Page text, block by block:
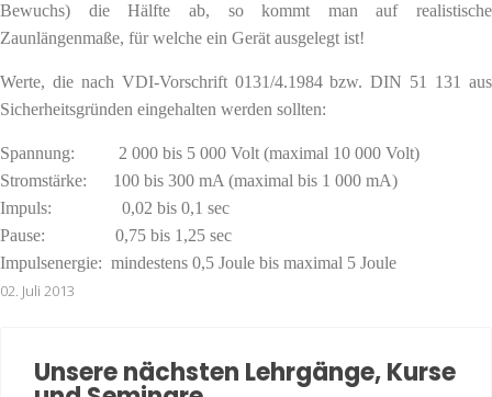
Bewuchs) die Hälfte ab, so kommt man auf realistische
Zaunlängenmaße, für welche ein Gerät ausgelegt ist!
Werte, die nach VDI-Vorschrift 0131/4.1984 bzw. DIN 51 131 aus
Sicherheitsgründen eingehalten werden sollten:
Spannung: 2 000 bis 5 000 Volt (maximal 10 000 Volt)
Stromstärke: 100 bis 300 mA (maximal bis 1 000 mA)
Impuls: 0,02 bis 0,1 sec
Pause: 0,75 bis 1,25 sec
Impulsenergie: mindestens 0,5 Joule bis maximal 5 Joule
02. Juli 2013
Unsere nächsten Lehrgänge, Kurse